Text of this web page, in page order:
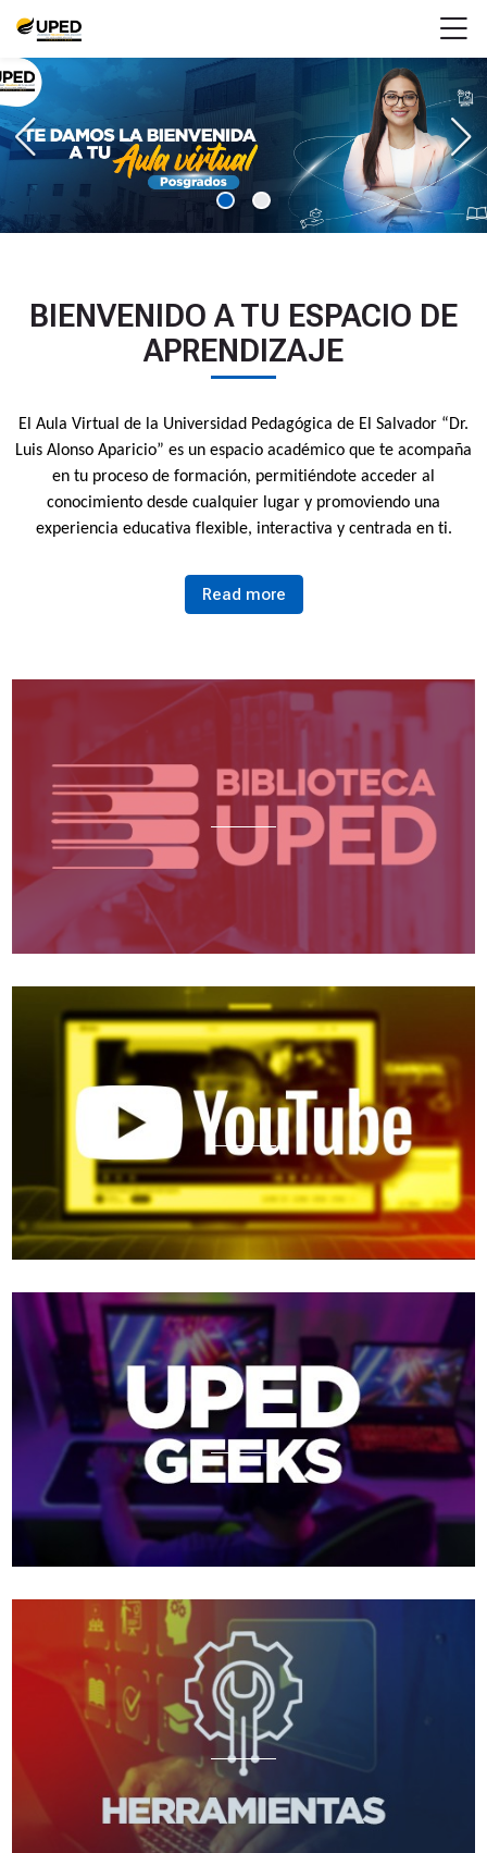
Página Principal
BIENVENIDO A TU ESPACIO DE
APRENDIZAJE
El Aula Virtual de la Universidad Pedagógica de El Salvador “Dr.
Luis Alonso Aparicio” es un espacio académico que te acompaña
en tu proceso de formación, permitiéndote acceder al
conocimiento desde cualquier lugar y promoviendo una
experiencia educativa flexible, interactiva y centrada en ti.
Read more